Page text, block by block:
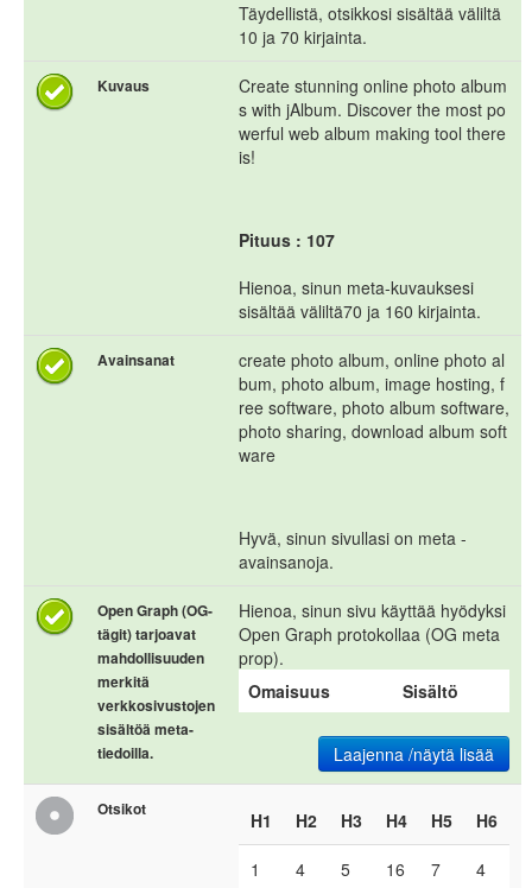
Täydellistä, otsikkosi sisältää väliltä
10 ja 70 kirjainta.
Kuvaus
Create stunning online photo album
s with jAlbum. Discover the most po
werful web album making tool there
is!
Pituus : 107
Hienoa, sinun meta-kuvauksesi
sisältää väliltä70 ja 160 kirjainta.
Avainsanat
create photo album, online photo al
bum, photo album, image hosting, f
ree software, photo album software,
photo sharing, download album soft
ware
Hyvä, sinun sivullasi on meta -
avainsanoja.
Open Graph (OG-
tägit) tarjoavat
mahdollisuuden
merkitä
verkkosivustojen
sisältöä meta-
tiedoilla.
Hienoa, sinun sivu käyttää hyödyksi
Open Graph protokollaa (OG meta
prop).
Omaisuus
Sisältö
Laajenna /näytä lisää
Otsikot H1 H2 H3 H4 H5 H6
1 4 5 16 7 4